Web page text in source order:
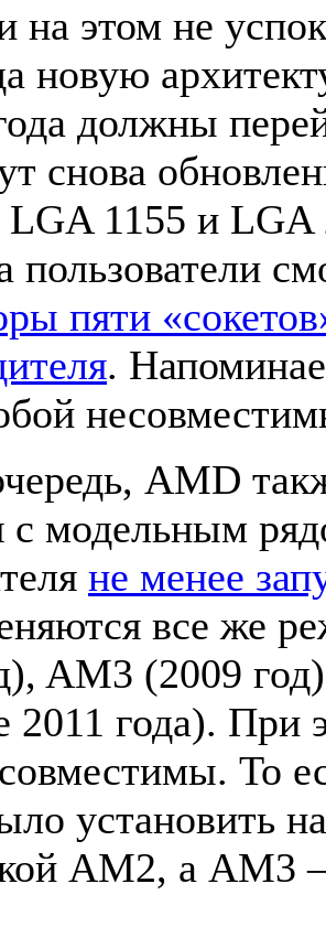
этом не
новую
должны
снова
LGA 1155 и
пользователи
пяти
.
AMD
с модельным
не менее
все же
AM3 (2009
2011 года). При
То
установить
AM2, а AM3